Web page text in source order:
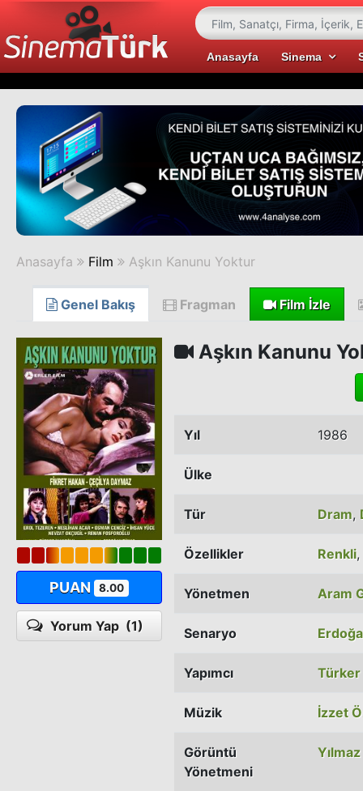
Anasayfa Sinema
Anasayfa Film Aşkın Kanunu Yoktur
Genel Bakış Fragman Film İzle
PUAN 8.00
Yorum Yap (1)
Aşkın Kanunu
Yıl 1986
Ülke
Tür Dram,
Özellikler Renkli,
Yönetmen Aram
Senaryo
Yapımcı Türker
Müzik İzzet
Görüntü
Yönetmeni